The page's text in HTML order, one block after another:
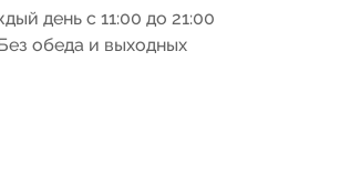
день с 11:00 до 21:00
обеда и выходных